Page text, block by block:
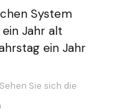
System
Jahr alt
ein Jahr
Sehen Sie sich die